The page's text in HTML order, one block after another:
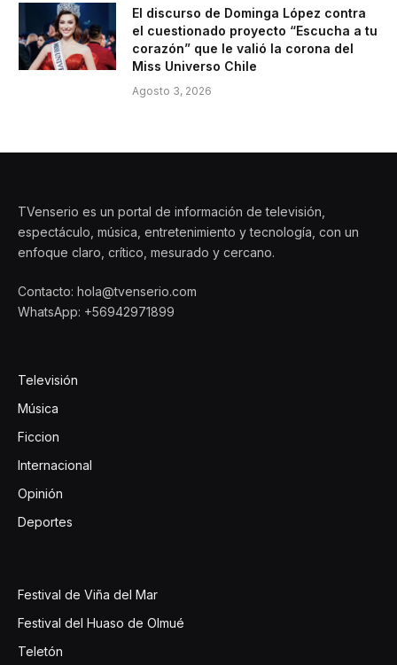
El discurso de Dominga López contra
el cuestionado proyecto “Escucha a tu
corazón” que le valió la corona del
Miss Universo Chile
Agosto 3, 2026
TVenserio es un portal de información de televisión,
espectáculo, música, entretenimiento y tecnología, con un
enfoque claro, crítico, mesurado y cercano.
Contacto: hola@tvenserio.com
WhatsApp: +56942971899
Televisión
Música
Ficcion
Internacional
Opinión
Deportes
Festival de Viña del Mar
Festival del Huaso de Olmué
Teletón